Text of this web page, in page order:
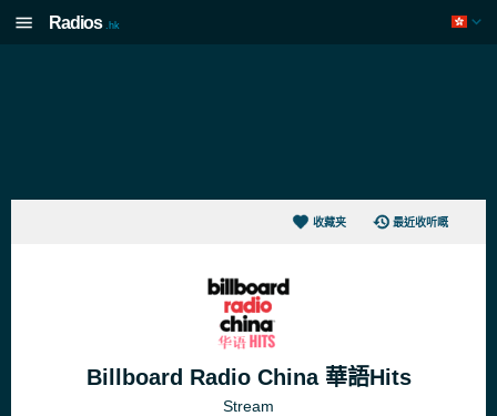
Radios .hk
收藏夹 最近收听嘅
Billboard Radio China 華語Hits
Stream